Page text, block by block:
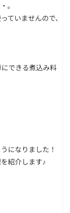
。
ていませんので、
できる煮込み料
になりました！
紹介します♪